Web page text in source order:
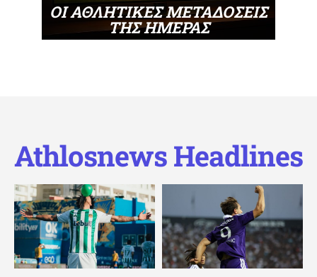
ΟΙ ΑΘΛΗΤΙΚΕΣ ΜΕΤΑΔΟΣΕΙΣ
ΤΗΣ ΗΜΕΡΑΣ
Athlosnews Headlines